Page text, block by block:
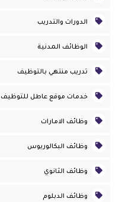
الدورات والتدريب
الوظائف المدنية
تدريب منتهي بالتوظيف
خدمات موقع عاطل للتوظيف
وظائف الامارات
وظائف البكالوريوس
وظائف الثانوي
وظائف الدبلوم